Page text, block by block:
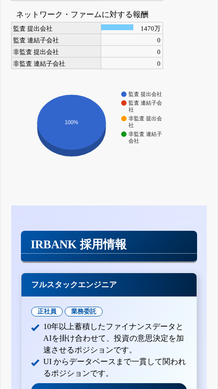
ネットワーク・ファームに対する報酬
監査 提出会社
1470万
監査 連結子会社
0
非監査 提出会社
0
非監査 連結子会社
0
監査 提出会社
監査 連結子会
社
非監査 提出会
社
非監査 連結子
会社
100%
IRBANK 採用情報
フルスタックエンジニア
正社員 業務委託
10年以上蓄積したファイナンスデータと
AIを掛け合わせて、投資の意思決定を加
速させるポジションです。
UI からデータベースまで一貫して関われ
るポジションです。